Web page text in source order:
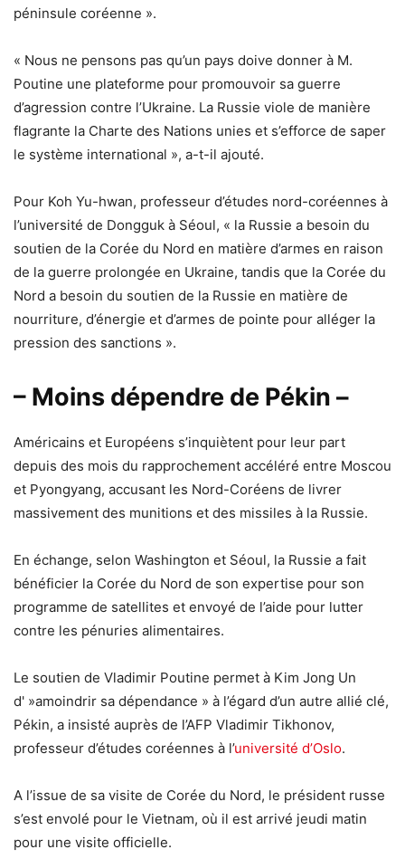
péninsule coréenne ».
« Nous ne pensons pas qu’un pays doive donner à M.
Poutine une plateforme pour promouvoir sa guerre
d’agression contre l’Ukraine. La Russie viole de manière
flagrante la Charte des Nations unies et s’efforce de saper
le système international », a-t-il ajouté.
Pour Koh Yu-hwan, professeur d’études nord-coréennes à
l’université de Dongguk à Séoul, « la Russie a besoin du
soutien de la Corée du Nord en matière d’armes en raison
de la guerre prolongée en Ukraine, tandis que la Corée du
Nord a besoin du soutien de la Russie en matière de
nourriture, d’énergie et d’armes de pointe pour alléger la
pression des sanctions ».
– Moins dépendre de Pékin –
Américains et Européens s’inquiètent pour leur part
depuis des mois du rapprochement accéléré entre Moscou
et Pyongyang, accusant les Nord-Coréens de livrer
massivement des munitions et des missiles à la Russie.
En échange, selon Washington et Séoul, la Russie a fait
bénéficier la Corée du Nord de son expertise pour son
programme de satellites et envoyé de l’aide pour lutter
contre les pénuries alimentaires.
Le soutien de Vladimir Poutine permet à Kim Jong Un
d' »amoindrir sa dépendance » à l’égard d’un autre allié clé,
Pékin, a insisté auprès de l’AFP Vladimir Tikhonov,
professeur d’études coréennes à l’université d’Oslo.
A l’issue de sa visite de Corée du Nord, le président russe
s’est envolé pour le Vietnam, où il est arrivé jeudi matin
pour une visite officielle.